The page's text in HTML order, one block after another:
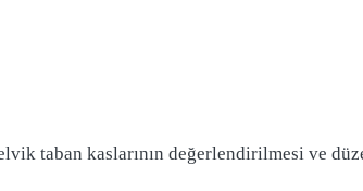
taban kaslarının değerlendirilmesi ve